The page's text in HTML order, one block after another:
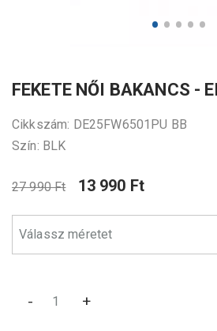
FEKETE NŐI BAKANCS -
Cikkszám: DE25FW6501PU BB
Szín: BLK
27 990 Ft 13 990 Ft
- +